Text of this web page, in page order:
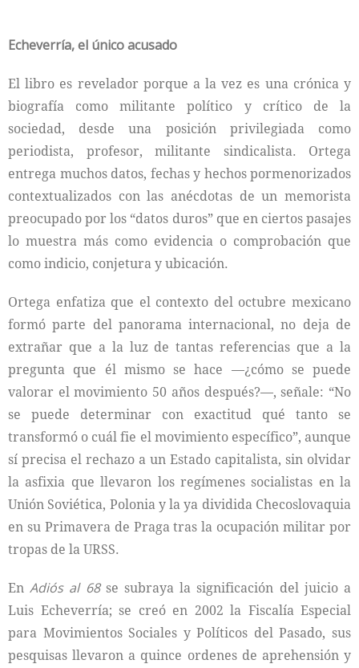
Echeverría, el único acusado
El libro es revelador porque a la vez es una crónica y
biografía como militante político y crítico de la
sociedad, desde una posición privilegiada como
periodista, profesor, militante sindicalista. Ortega
entrega muchos datos, fechas y hechos pormenorizados
contextualizados con las anécdotas de un memorista
preocupado por los “datos duros” que en ciertos pasajes
lo muestra más como evidencia o comprobación que
como indicio, conjetura y ubicación.
Ortega enfatiza que el contexto del octubre mexicano
formó parte del panorama internacional, no deja de
extrañar que a la luz de tantas referencias que a la
pregunta que él mismo se hace —¿cómo se puede
valorar el movimiento 50 años después?—, señale: “No
se puede determinar con exactitud qué tanto se
transformó o cuál fie el movimiento específico”, aunque
sí precisa el rechazo a un Estado capitalista, sin olvidar
la asfixia que llevaron los regímenes socialistas en la
Unión Soviética, Polonia y la ya dividida Checoslovaquia
en su Primavera de Praga tras la ocupación militar por
tropas de la URSS.
EnAdiós al 68se subraya la significación del juicio a
Luis Echeverría; se creó en 2002 la Fiscalía Especial
para Movimientos Sociales y Políticos del Pasado, sus
pesquisas llevaron a quince ordenes de aprehensión y